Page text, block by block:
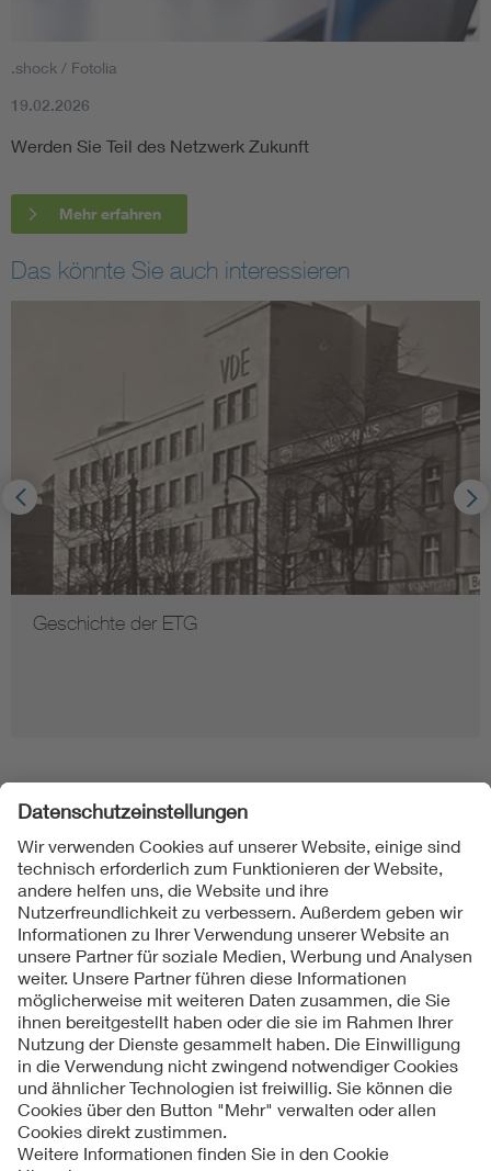
.shock / Fotolia
19.02.2026
Werden Sie Teil des Netzwerk Zukunft
Mehr erfahren
Das könnte Sie auch interessieren
Geschichte der ETG
Folgen Sie uns
Kontakte
Service
Impressum